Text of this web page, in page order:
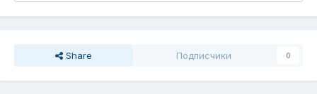
Share Подписчики 0